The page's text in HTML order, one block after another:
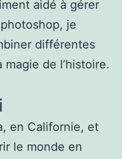
aidé à gérer
je
différentes
de l’histoire.
en Californie, et
le monde en